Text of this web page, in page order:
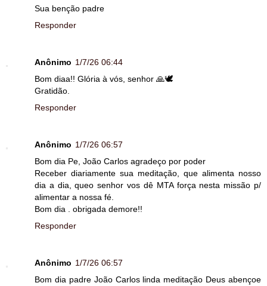
Sua benção padre
Responder
Anônimo 1/7/26 06:44
Bom diaa!! Glória à vós, senhor 🙏🕊
Gratidão.
Responder
Anônimo 1/7/26 06:57
Bom dia Pe, João Carlos agradeço por poder
Receber diariamente sua meditação, que alimenta nosso
dia a dia, queo senhor vos dê MTA força nesta missão p/
alimentar a nossa fé.
Bom dia . obrigada demore!!
Responder
Anônimo 1/7/26 06:57
Bom dia padre João Carlos linda meditação Deus abençoe